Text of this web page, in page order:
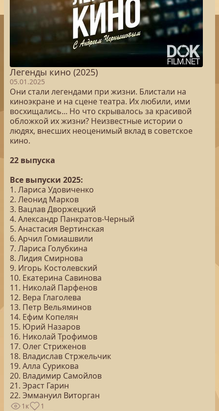
Легенды кино (2025)
05.01.2025
Они стали легендами при жизни. Блистали на
киноэкране и на сцене театра. Их любили, ими
восхищались... Но что скрывалось за красивой
обложкой их жизни? Неизвестные истории о
людях, внесших неоценимый вклад в советское
кино.
22 выпуска
Все выпуски 2025:
1. Лариса Удовиченко
2. Леонид Марков
3. Вацлав Дворжецкий
4. Александр Панкратов-Черный
5. Анастасия Вертинская
6. Арчил Гомиашвили
7. Лариса Голубкина
8. Лидия Смирнова
9. Игорь Костолевский
10. Екатерина Савинова
11. Николай Парфенов
12. Вера Глаголева
13. Петр Вельяминов
14. Ефим Копелян
15. Юрий Назаров
16. Николай Трофимов
17. Олег Стриженов
18. Владислав Стржельчик
19. Алла Сурикова
20. Владимир Самойлов
21. Эраст Гарин
22. Эммануил Виторган
1к 1